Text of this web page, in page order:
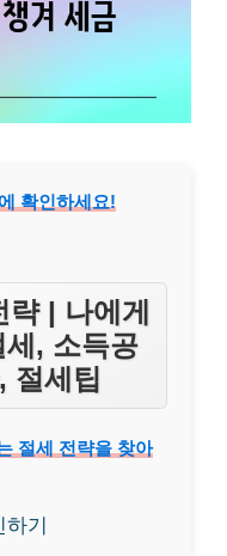
확인하세요!
| 나에게
, 소득공
절세팁
절세 전략을 찾아
기